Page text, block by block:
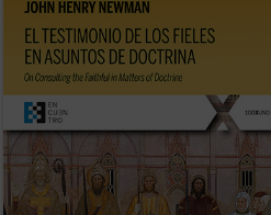
El testimonio de los fieles en asuntos de
doctrinaes uno de los textos más
significativos de John Henry Newman en
su etapa católica. Publicado en 1859 en
cuestión decisiva en la vida de la ...(ver
ficha)